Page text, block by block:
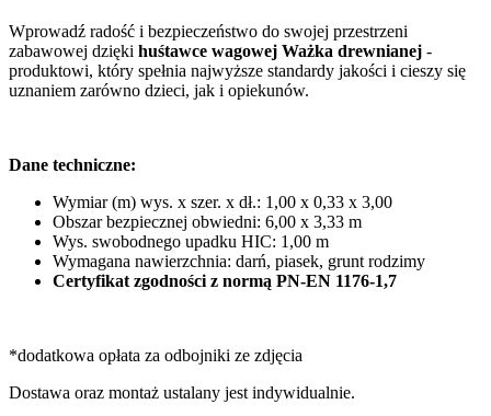
Wprowadź radość i bezpieczeństwo do swojej przestrzeni
zabawowej dzięki huśtawce wagowej Ważka drewnianej -
produktowi, który spełnia najwyższe standardy jakości i cieszy się
uznaniem zarówno dzieci, jak i opiekunów.
Dane techniczne:
Wymiar (m) wys. x szer. x dł.: 1,00 x 0,33 x 3,00
Obszar bezpiecznej obwiedni: 6,00 x 3,33 m
Wys. swobodnego upadku HIC: 1,00 m
Wymagana nawierzchnia: darń, piasek, grunt rodzimy
Certyfikat zgodności z normą PN-EN 1176-1,7
*dodatkowa opłata za odbojniki ze zdjęcia
Dostawa oraz montaż ustalany jest indywidualnie.